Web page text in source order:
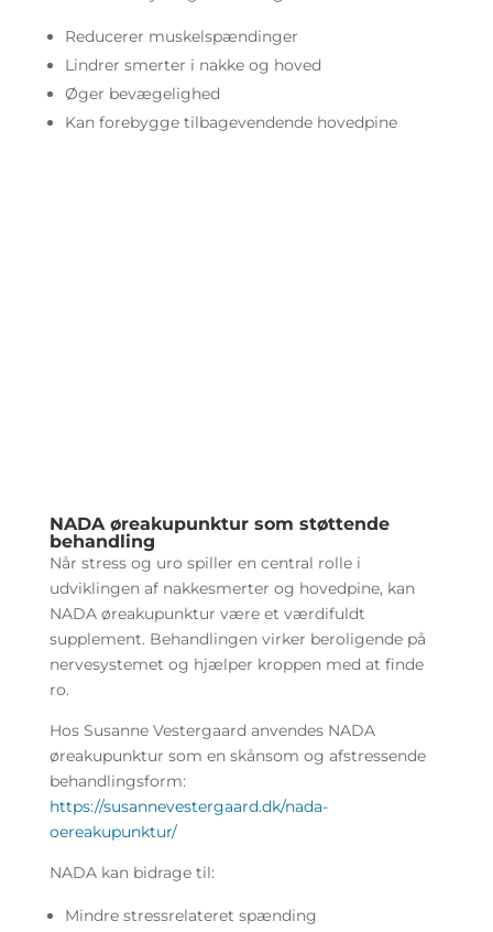
Reducerer muskelspændinger
Lindrer smerter i nakke og hoved
Øger bevægelighed
Kan forebygge tilbagevendende hovedpine
NADA øreakupunktur som støttende
behandling
Når stress og uro spiller en central rolle i
udviklingen af nakkesmerter og hovedpine, kan
NADA øreakupunktur være et værdifuldt
supplement. Behandlingen virker beroligende på
nervesystemet og hjælper kroppen med at finde
ro.
Hos Susanne Vestergaard anvendes NADA
øreakupunktur som en skånsom og afstressende
behandlingsform:
https://susannevestergaard.dk/nada-
oereakupunktur/
NADA kan bidrage til:
Mindre stressrelateret spænding